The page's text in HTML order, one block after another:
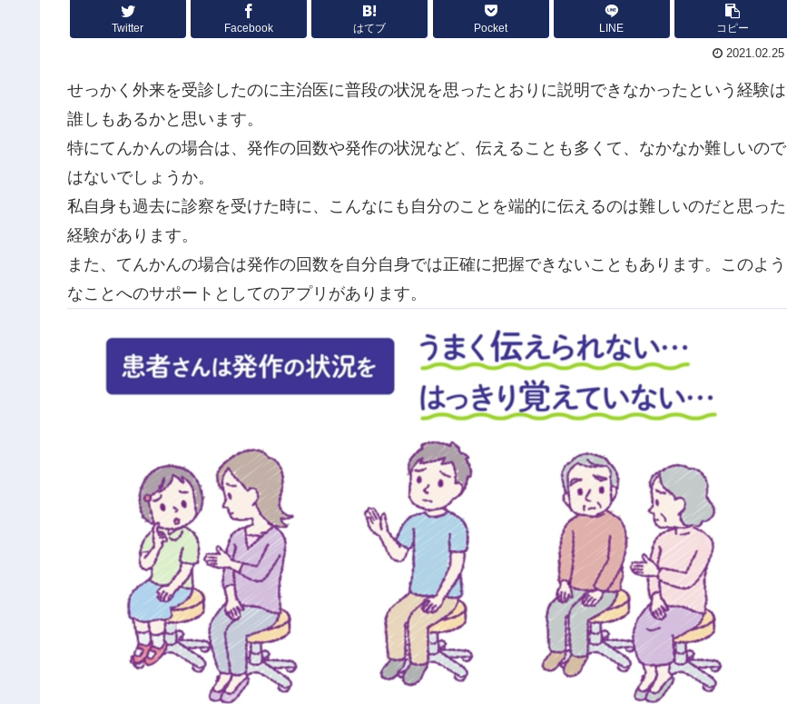
Twitter Facebook はてブ Pocket LINE コピー
2021.02.25
せっかく外来を受診したのに主治医に普段の状況を思ったとおりに説明できなかったという経験は
誰しもあるかと思います。
特にてんかんの場合は、発作の回数や発作の状況など、伝えることも多くて、なかなか難しいので
はないでしょうか。
私自身も過去に診察を受けた時に、こんなにも自分のことを端的に伝えるのは難しいのだと思った
経験があります。
また、てんかんの場合は発作の回数を自分自身では正確に把握できないこともあります。このよう
なことへのサポートとしてのアプリがあります。